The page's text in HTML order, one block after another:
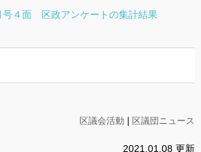
号４面 区政アンケートの集計結果
区議会活動 区議団ニュース
2021.01.08 更新